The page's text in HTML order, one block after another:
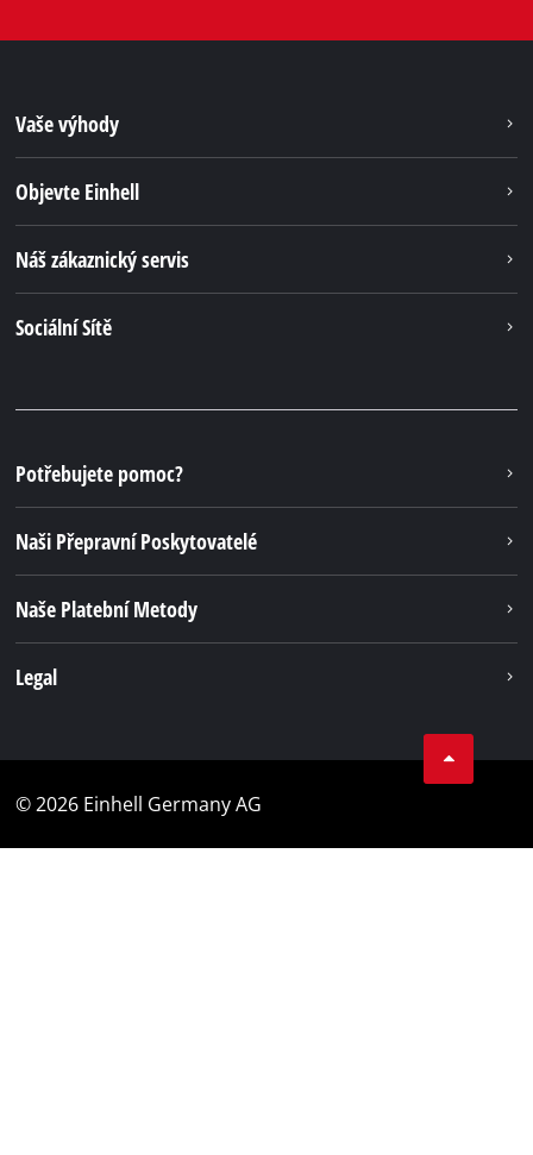
Vaše výhody
Objevte Einhell
Náš zákaznický servis
Sociální Sítě
Potřebujete pomoc?
Naši Přepravní Poskytovatelé
Naše Platební Metody
Legal
© 2026 Einhell Germany AG